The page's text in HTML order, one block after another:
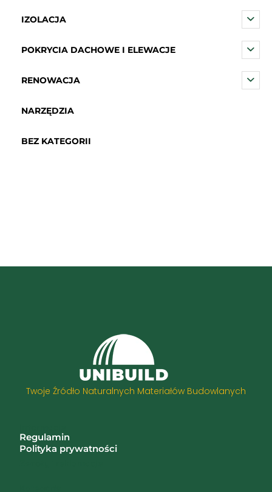
IZOLACJA
POKRYCIA DACHOWE I ELEWACJE
RENOWACJA
NARZĘDZIA
BEZ KATEGORII
Twoje Źródło Naturalnych Materiałów Budowlanych
Regulamin
Polityka prywatności